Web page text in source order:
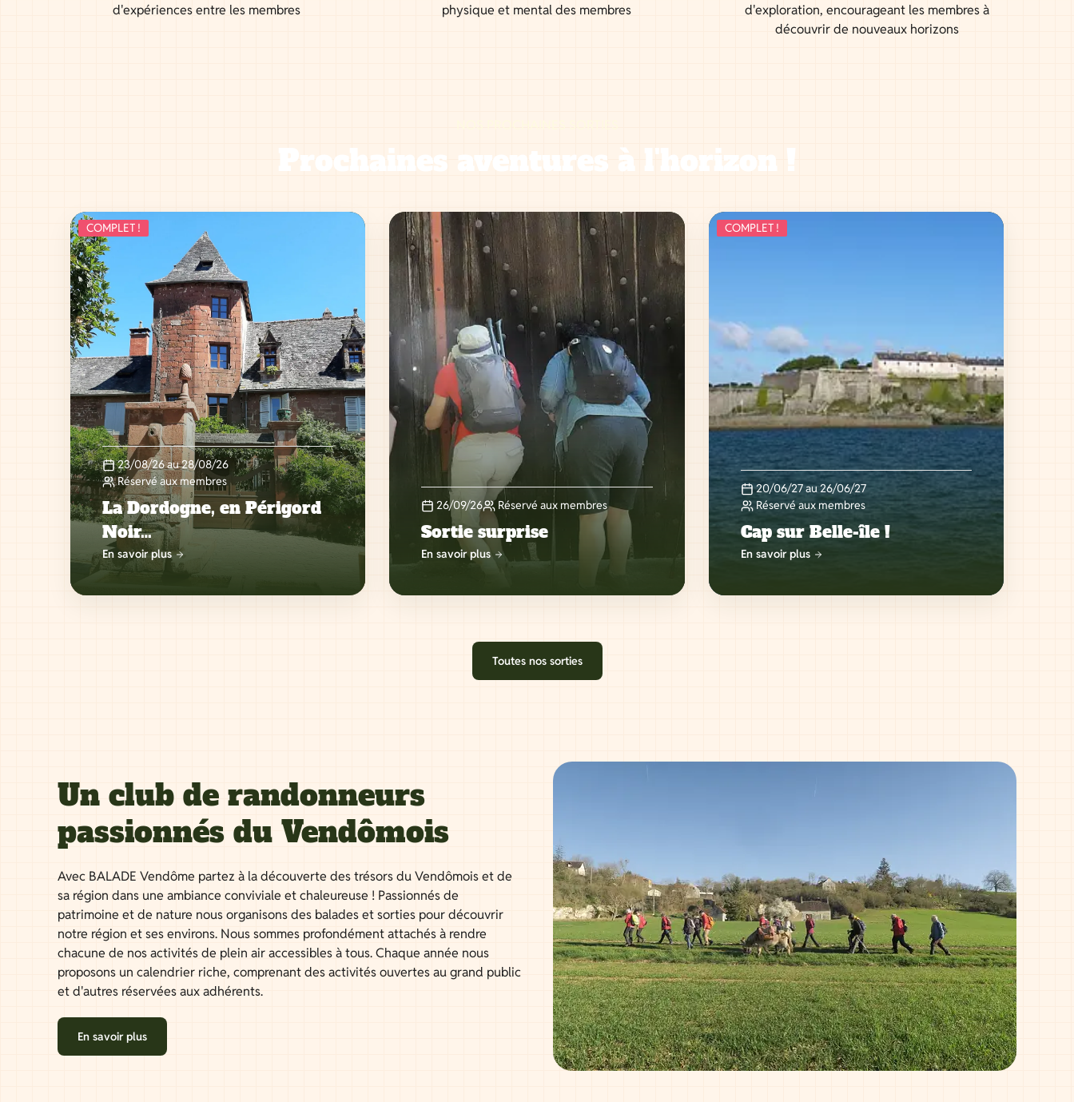
d'expériences entre les membres
physique et mental des membres
d'exploration, encourageant les membres à
découvrir de nouveaux horizons
Prochaines aventures à l'horizon !
COMPLET !
23/08/26 au 28/08/26
Réservé aux membres
La Dordogne, en Périgord
Noir…
En savoir plus
26/09/26 Réservé aux membres
Sortie surprise
En savoir plus
COMPLET !
20/06/27 au 26/06/27
Réservé aux membres
Cap sur Belle-île !
En savoir plus
Toutes nos sorties
Un club de randonneurs
passionnés du Vendômois
Avec BALADE Vendôme partez à la découverte des trésors du Vendômois et de
sa région dans une ambiance conviviale et chaleureuse ! Passionnés de
patrimoine et de nature nous organisons des balades et sorties pour découvrir
notre région et ses environs. Nous sommes profondément attachés à rendre
chacune de nos activités de plein air accessibles à tous. Chaque année nous
proposons un calendrier riche, comprenant des activités ouvertes au grand public
et d'autres réservées aux adhérents.
En savoir plus